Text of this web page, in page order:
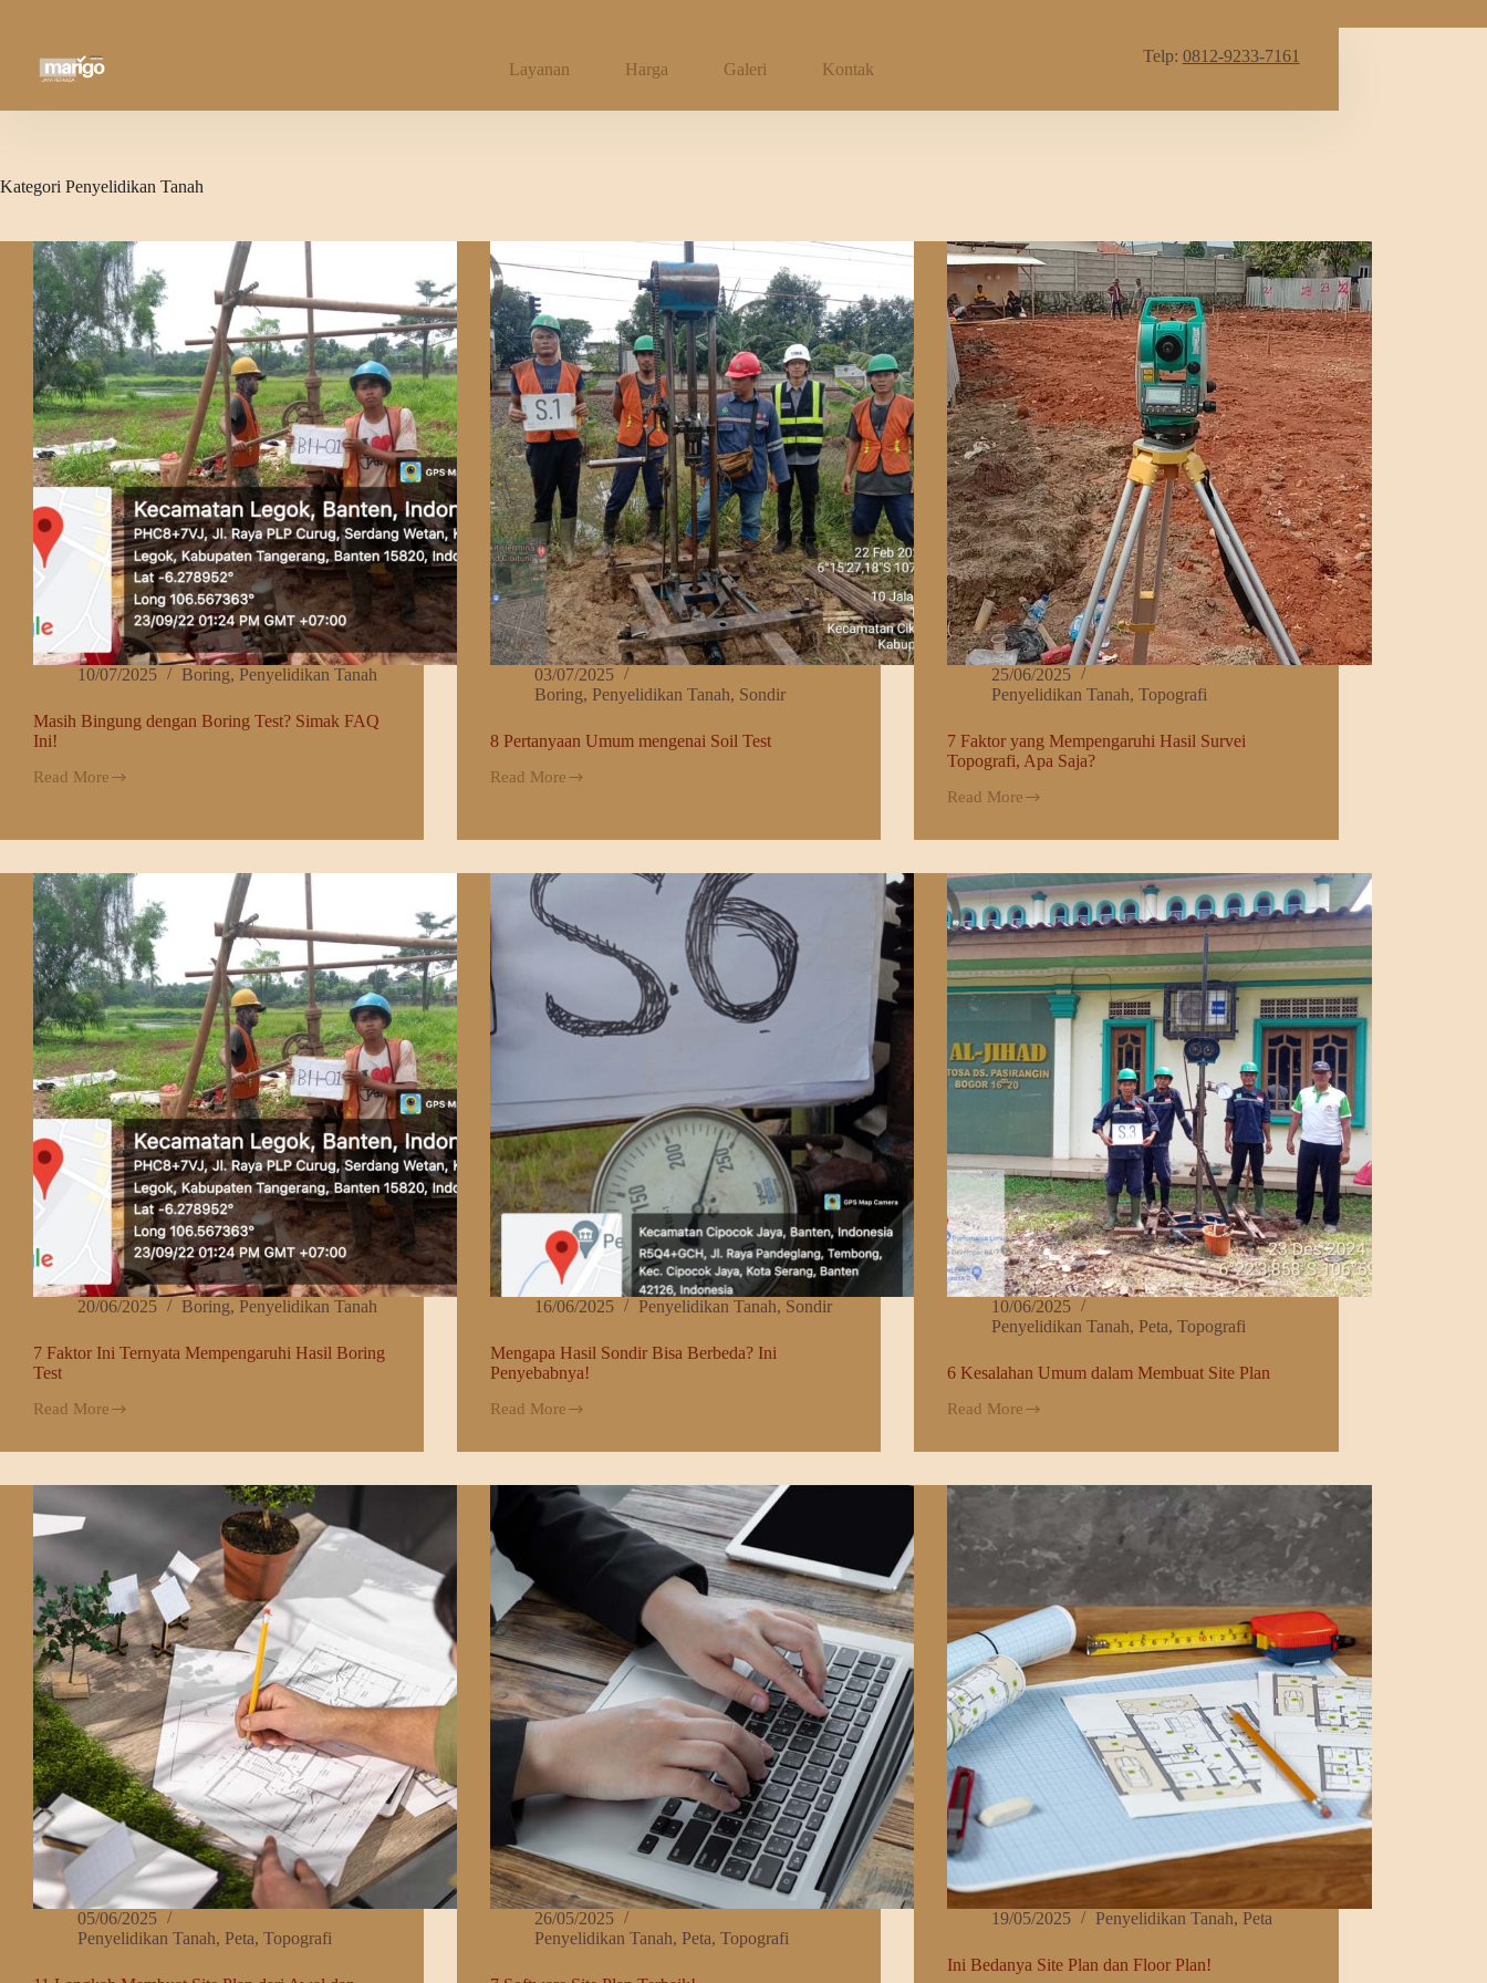
Layanan
Harga Galeri Kontak
Telp: 0812-9233-7161
Kategori Penyelidikan Tanah
10/07/2025 Boring, Penyelidikan Tanah
Masih Bingung dengan Boring Test? Simak FAQ
Ini!
Read More
Masih
Boring
Simak
FAQ
Ini!
03/07/2025
Boring,Penyelidikan Tanah, Sondir
8 Pertanyaan Umum mengenai Soil Test
Read More
8
mengenai
Test
25/06/2025
Penyelidikan Tanah,Topografi
7 Faktor yang Mempengaruhi Hasil Survei
Topografi, Apa Saja?
Read More
7
yang
Hasil
Survei
Topografi,
Apa
Saja?
20/06/2025 Boring, Penyelidikan Tanah
7 Faktor Ini Ternyata Mempengaruhi Hasil Boring
Test
Read More
7
Ini
Hasil
Boring
16/06/2025 Penyelidikan Tanah, Sondir
Mengapa Hasil Sondir Bisa Berbeda? Ini
Penyebabnya!
Read More
Mengapa
Sondir
Berbeda?
Ini
Penyebabnya!
10/06/2025
Penyelidikan Tanah,Peta,Topografi
6 Kesalahan Umum dalam Membuat Site Plan
Read More
6
Umum
Membuat
Plan
05/06/2025
Penyelidikan Tanah, Peta, Topografi
26/05/2025
Penyelidikan Tanah,Peta,Topografi
19/05/2025 Penyelidikan Tanah,Peta
­­­­­­Ini Bedanya Site Plan dan Floor Plan!